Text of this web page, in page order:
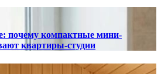
почему компактные мини-
квартиры-студии